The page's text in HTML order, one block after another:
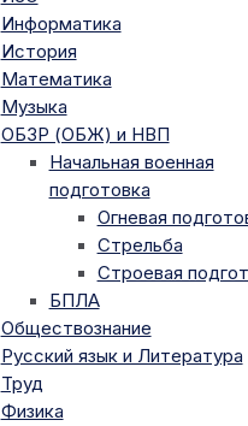
Информатика
История
Математика
Музыка
ОБЗР (ОБЖ) и НВП
Начальная военная
подготовка
Огневая
Стрельба
Строевая
БПЛА
Обществознание
Русский язык и Литература
Труд
Физика